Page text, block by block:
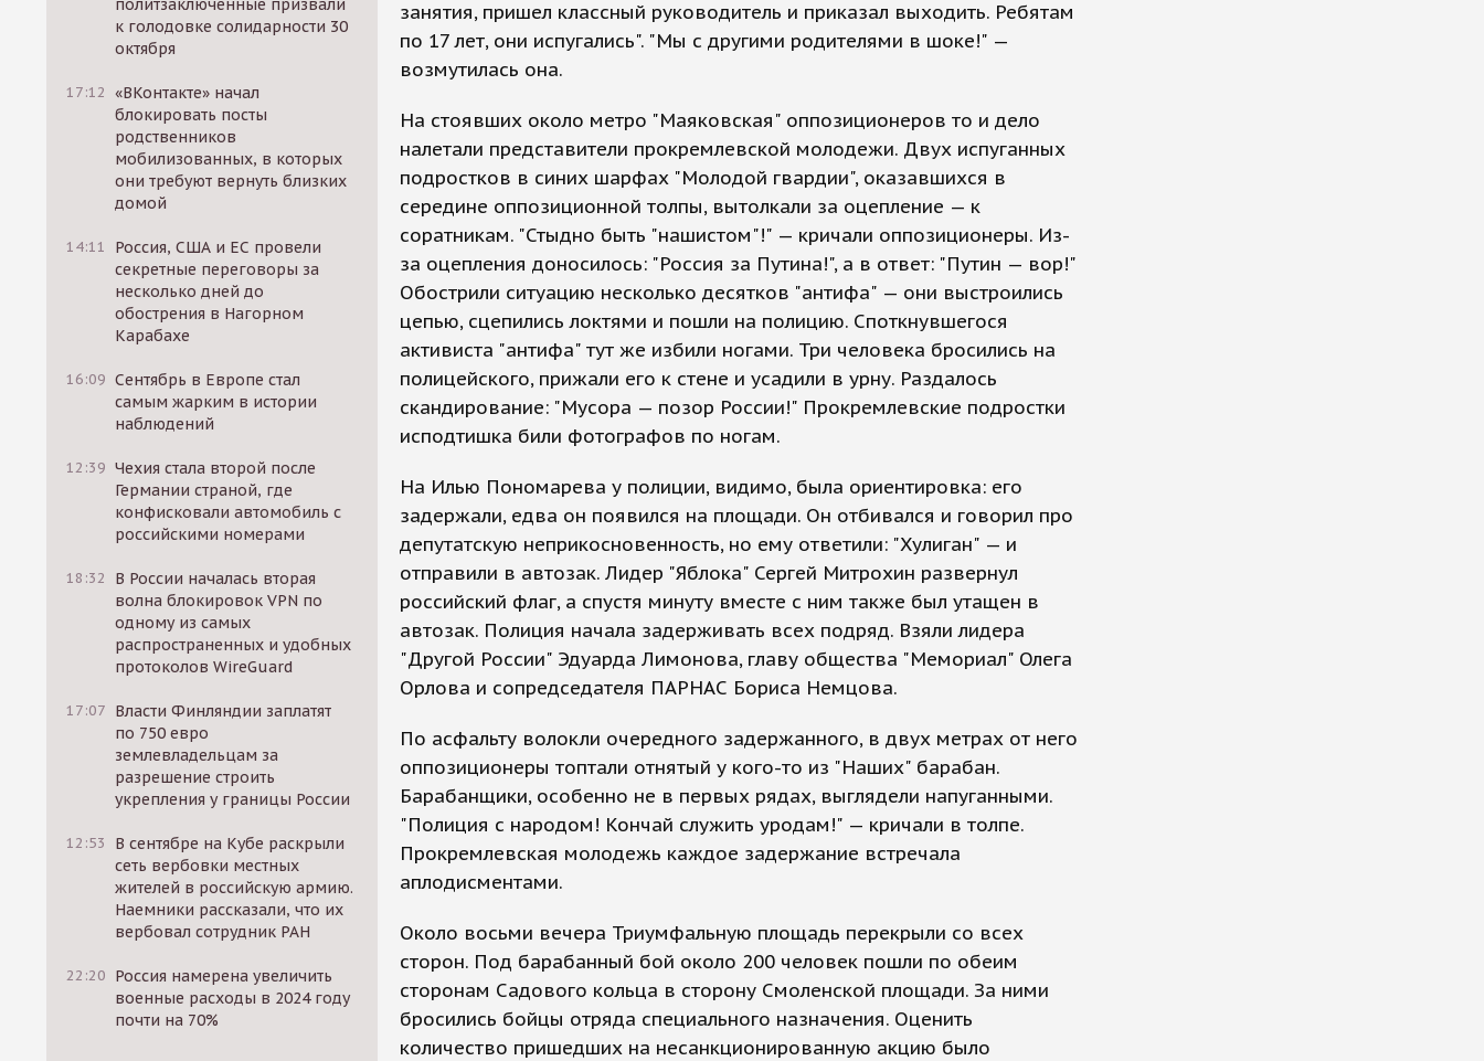
политзаключенные призвали
к голодовке солидарности 30
октября
17:12 «ВКонтакте» начал
блокировать посты
родственников
мобилизованных, в которых
они требуют вернуть близких
домой
14:11
Россия, США и ЕС провели
секретные переговоры за
несколько дней до
обострения в Нагорном
Карабахе
16:09 Сентябрь в Европе стал
самым жарким в истории
наблюдений
12:39 Чехия стала второй после
Германии страной, где
конфисковали автомобиль с
российскими номерами
18:32
В России началась вторая
волна блокировок VPN по
одному из самых
распространенных и удобных
протоколов WireGuard
17:07 Власти Финляндии заплатят
по 750 евро
землевладельцам за
разрешение строить
укрепления у границы России
12:53
В сентябре на Кубе раскрыли
сеть вербовки местных
жителей в российскую армию.
Наемники рассказали, что их
вербовал сотрудник РАН
22:20 Россия намерена увеличить
военные расходы в 2024 году
почти на 70%
занятия, пришел классный руководитель и приказал выходить. Ребятам
по 17 лет, они испугались". "Мы с другими родителями в шоке!" —
возмутилась она.
На стоявших около метро "Маяковская" оппозиционеров то и дело
налетали представители прокремлевской молодежи. Двух испуганных
подростков в синих шарфах "Молодой гвардии", оказавшихся в
середине оппозиционной толпы, вытолкали за оцепление — к
соратникам. "Стыдно быть "нашистом"!" — кричали оппозиционеры. Из-
за оцепления доносилось: "Россия за Путина!", а в ответ: "Путин — вор!"
Обострили ситуацию несколько десятков "антифа" — они выстроились
цепью, сцепились локтями и пошли на полицию. Споткнувшегося
активиста "антифа" тут же избили ногами. Три человека бросились на
полицейского, прижали его к стене и усадили в урну. Раздалось
скандирование: "Мусора — позор России!" Прокремлевские подростки
исподтишка били фотографов по ногам.
На Илью Пономарева у полиции, видимо, была ориентировка: его
задержали, едва он появился на площади. Он отбивался и говорил про
депутатскую неприкосновенность, но ему ответили: "Хулиган" — и
отправили в автозак. Лидер "Яблока" Сергей Митрохин развернул
российский флаг, а спустя минуту вместе с ним также был утащен в
автозак. Полиция начала задерживать всех подряд. Взяли лидера
"Другой России" Эдуарда Лимонова, главу общества "Мемориал" Олега
Орлова и сопредседателя ПАРНАС Бориса Немцова.
По асфальту волокли очередного задержанного, в двух метрах от него
оппозиционеры топтали отнятый у кого-то из "Наших" барабан.
Барабанщики, особенно не в первых рядах, выглядели напуганными.
"Полиция с народом! Кончай служить уродам!" — кричали в толпе.
Прокремлевская молодежь каждое задержание встречала
аплодисментами.
Около восьми вечера Триумфальную площадь перекрыли со всех
сторон. Под барабанный бой около 200 человек пошли по обеим
сторонам Садового кольца в сторону Смоленской площади. За ними
бросились бойцы отряда специального назначения. Оценить
количество пришедших на несанкционированную акцию было